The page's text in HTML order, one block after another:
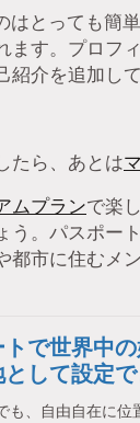
とっても簡単
ます。プロフ
紹介を追加し
たら、あとは
ムプランで楽
う。パスポー
都市に住むメ
で世界中
して設定
も、自由自在に位